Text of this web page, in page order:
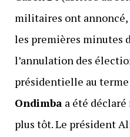
militaires ont annoncé,
les premières minutes
l’annulation des
présidentielle au
Ondimbaa été déclaré
plus tôt. Le président